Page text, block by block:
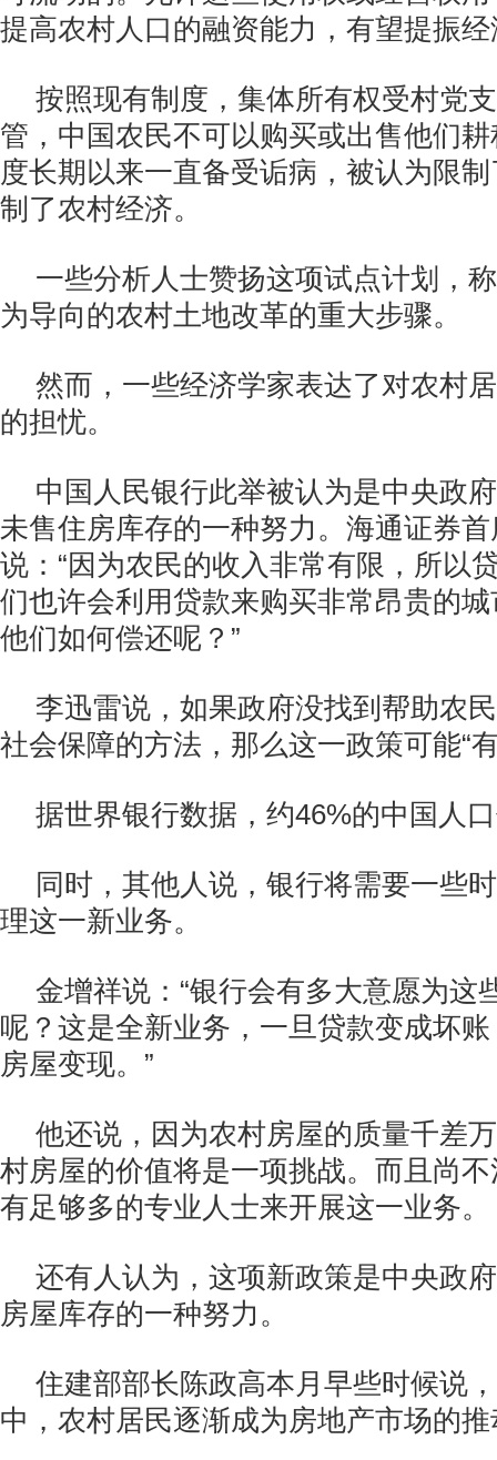
提高农村人口的融资能力，有望提振经
按照现有制度，集体所有权受村党
管，中国农民不可以购买或出售他们
度长期以来一直备受诟病，被认为限
制了农村经济。
一些分析人士赞扬这项试点计划，
为导向的农村土地改革的重大步骤。
然而，一些经济学家表达了对农村
的担忧。
中国人民银行此举被认为是中央政
未售住房库存的一种努力。海通证券
说：“因为农民的收入非常有限，所以
们也许会利用贷款来购买非常昂贵的
他们如何偿还呢？”
李迅雷说，如果政府没找到帮助农
社会保障的方法，那么这一政策可能“
据世界银行数据，约46%的中国人
同时，其他人说，银行将需要一些
理这一新业务。
金增祥说：“银行会有多大意愿为这
呢？这是全新业务，一旦贷款变成坏
房屋变现。”
他还说，因为农村房屋的质量千差
村房屋的价值将是一项挑战。而且尚
有足够多的专业人士来开展这一业务。
还有人认为，这项新政策是中央政
房屋库存的一种努力。
住建部部长陈政高本月早些时候说
中，农村居民逐渐成为房地产市场的